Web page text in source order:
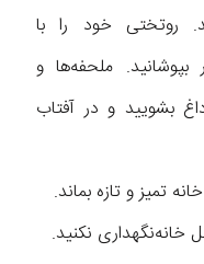
روتختی خود را با
ملحفه‌ها و
بشویید و در آفتاب
تمیز و تازه بماند.
خانه‌نگهداری نکنید.